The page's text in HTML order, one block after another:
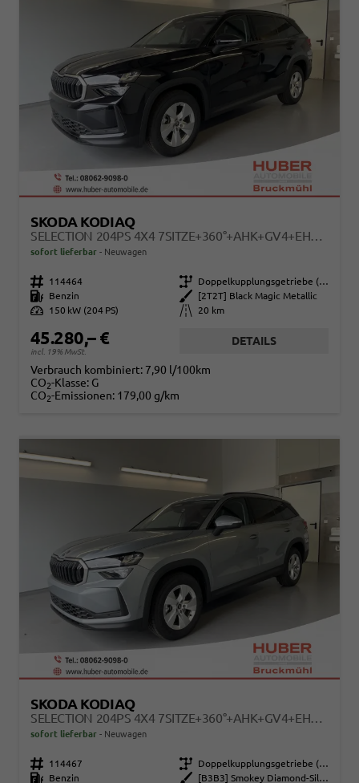
SKODA KODIAQ
SELECTION 204PS 4X4 7SITZE+360°+AHK+GV4+EHECK+WINTER+PARKLENK
sofort lieferbar Neuwagen
Fahrzeugnr. 114464 Getriebe
Doppelkupplungsgetriebe (DSG)
Kraftstoff
Benzin Außenfarbe
[2T2T] Black Magic Metallic
Leistung
150 kW (204 PS) Kilometerstand 20 km
45.280,– €
incl. 19% MwSt.
DETAILS
Verbrauch kombiniert: 7,90 l/100km
CO2-Klasse: G
CO2-Emissionen: 179,00 g/km
SKODA KODIAQ
SELECTION 204PS 4X4 7SITZE+360°+AHK+GV4+EHECK+WINTER+PARKLENK
sofort lieferbar Neuwagen
Fahrzeugnr. 114467 Getriebe
Doppelkupplungsgetriebe (DSG)
Kraftstoff
Benzin Außenfarbe
[B3B3] Smokey Diamond-Silber Metallic